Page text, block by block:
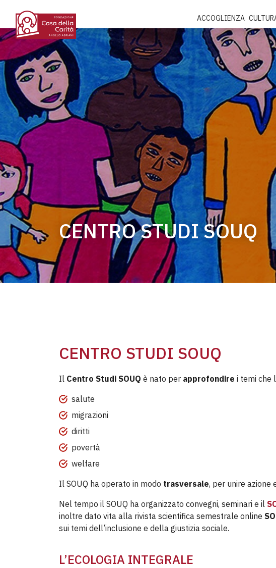
ACCOGLIENZA
CENTRO STUDI SOUQ
CENTRO STUDI SOUQ
Il Centro Studi SOUQ è nato per approfondire i temi che
salute
migrazioni
diritti
povertà
welfare
Il SOUQ ha operato in modo trasversale, per unire azione
Nel tempo il SOUQ ha organizzato convegni, seminari e il
inoltre dato vita alla rivista scientifica semestrale online
sui temi dell’inclusione e della giustizia sociale.
L’ECOLOGIA INTEGRALE